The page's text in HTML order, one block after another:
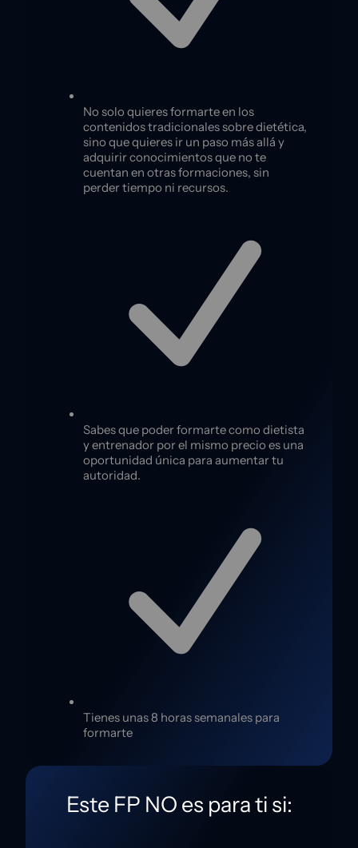
No solo quieres formarte en los
contenidos tradicionales sobre dietética,
sino que quieres ir un paso más allá y
adquirir conocimientos que no te
cuentan en otras formaciones, sin
perder tiempo ni recursos.
Sabes que poder formarte como dietista
y entrenador por el mismo precio es una
oportunidad única para aumentar tu
autoridad.
Tienes unas 8 horas semanales para
formarte
Este FP NO es para ti si: